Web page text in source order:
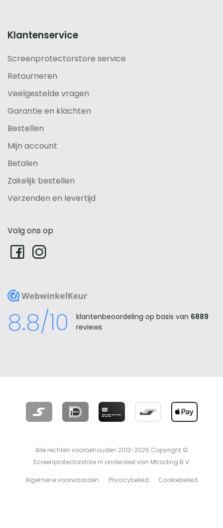
Klantenservice
Screenprotectorstore service
Retourneren
Veelgestelde vragen
Garantie en klachten
Bestellen
Mijn account
Betalen
Zakelijk bestellen
Verzenden en levertijd
Volg ons op
WebwinkelKeur
8.8/10 klantenbeoordeling op basis van 6889
reviews
Alle rechten voorbehouden 2013-2026 Copyright ©
Screenprotectorstore.nl onderdeel van Mtrading B.V.
Algemene voorwaarden Privacybeleid Cookiebeleid